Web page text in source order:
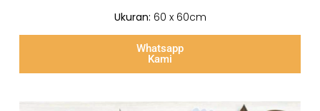
Ukuran: 60 x 60cm
Whatsapp
Kami